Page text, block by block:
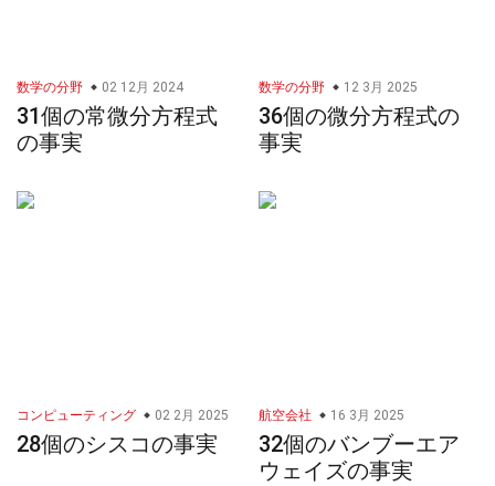
数学の分野 02 12月 2024
31個の常微分方程式
の事実
数学の分野 12 3月 2025
36個の微分方程式の
事実
コンピューティング 02 2月 2025
28個のシスコの事実
航空会社 16 3月 2025
32個のバンブーエア
ウェイズの事実